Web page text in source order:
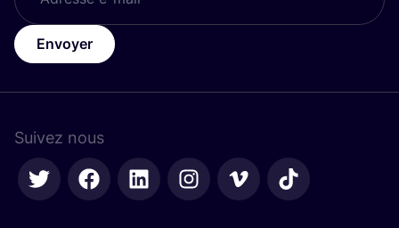
Envoyer
Suivez nous